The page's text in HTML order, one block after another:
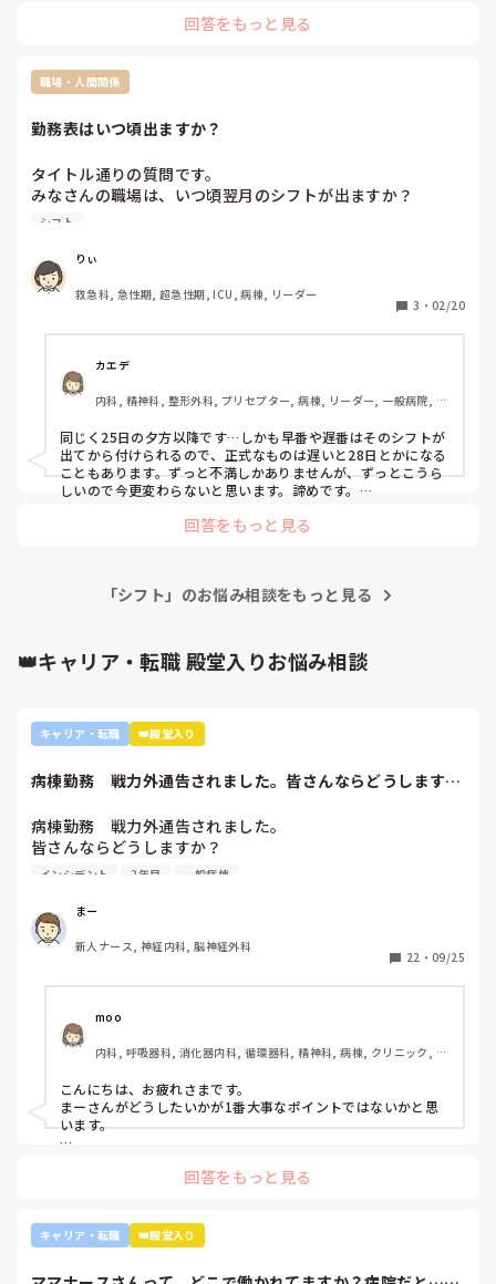
り、看護師の給料と変わらないぐらいになってきたと言ってい
回答をもっと見る
職場・人間関係
勤務表はいつ頃出ますか？
タイトル通りの質問です。
みなさんの職場は、いつ頃翌月のシフトが出ますか？
いくつかの病院を経験していますが、今の職場が一番遅く
翌月最初の方に連休があっても予定が組みにくく、少し不満
です。
シフト出るのが遅めの方々は、しょうがないと割り切ってま
なにか予定を組むのに、工夫したりしていますか？
シフト
りぃ
救急科, 急性期, 超急性期, ICU, 病棟, リーダー
3 ・ 02/20
カエデ
内科, 精神科, 整形外科, プリセプター, 病棟, リーダー, 一般病院, 慢
同じく25日の夕方以降です…しかも早番や遅番はそのシフトが
出てから付けられるので、正式なものは遅いと28日とかになる
こともあります。ずっと不満しかありませんが、ずっとこうら
しいので今更変わらないと思います。諦めです。
もう希望休以外はほぼほぼ予定が立てられないと諦めていま
回答をもっと見る
「シフト」のお悩み相談をもっと見る
👑キャリア・転職 殿堂入りお悩み相談
キャリア・転職 👑殿堂入り
病棟勤務　戦力外通告されました。皆さんならどうします
病棟勤務　戦力外通告されました。
皆さんならどうしますか？
2年目です。1年目はゆるい部署にいましたが、人間関係が原
からの人間関係は良好です。
ですが、異動してから薬剤に関するインシデントを4件ほど
起こし、優先順位や多重課題ができていないのでは？という
い』『一人を持って看護のつながりを持って』ということで
受け持ち1人になりました。
複数受け持ちに戻るよう、1ヶ月間1年目のように勉強したり
と業務に臨んできました。
そして最近師長さんに『君は病棟勤務よりも外来とか健診セ
ンターとかのほうがいいのでは？ウチの部署もスタッフが足
りないから育てる余裕が足りない。前向きに捉えて看護師は
いろんな働き方あるよ』と部署は決まってませんが、異動確
り、看護のつながりが無かったことは自分でも反省していま
すし、今後成長させていきたいなと思っています。
インシデント 2年目 一般病棟
まー
新人ナース, 神経内科, 脳神経外科
22 ・ 09/25
moo
内科, 呼吸器科, 消化器内科, 循環器科, 精神科, 病棟, クリニック, リ
こんにちは、お疲れさまです。
まーさんがどうしたいかが1番大事なポイントではないかと思
います。
アややることが多くて忙しくても、人間関係は良好でも、どう
外来や検診センターは、また病棟とは全然違う業務になるの
で、病棟での臨床経験を積みたい気持ちがあるのであれば、ご
回答をもっと見る
キャリア・転職 👑殿堂入り